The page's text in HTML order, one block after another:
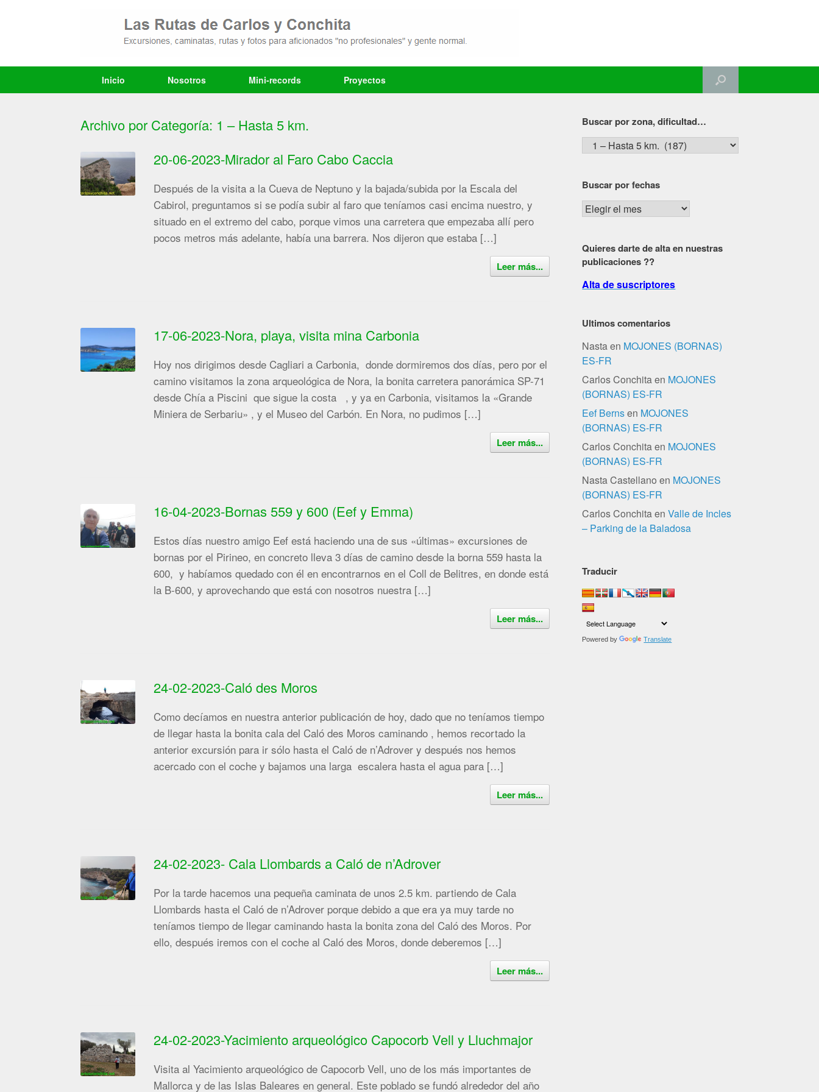
Inicio Nosotros Mini-records Proyectos
Archivo por Categoría: 1 – Hasta 5 km.
20-06-2023-Mirador al Faro Cabo Caccia
Después de la visita a la Cueva de Neptuno y la bajada/subida por la Escala del
Cabirol, preguntamos si se podía subir al faro que teníamos casi encima nuestro, y
situado en el extremo del cabo, porque vimos una carretera que empezaba allí pero
pocos metros más adelante, había una barrera. Nos dijeron que estaba […]
Leer más...
17-06-2023-Nora, playa, visita mina Carbonia
Hoy nos dirigimos desde Cagliari a Carbonia, donde dormiremos dos días, pero por el
camino visitamos la zona arqueológica de Nora, la bonita carretera panorámica SP-71
desde Chía a Piscini que sigue la costa , y ya en Carbonia, visitamos la «Grande
Miniera de Serbariu» , y el Museo del Carbón. En Nora, no pudimos […]
Leer más...
16-04-2023-Bornas 559 y 600 (Eef y Emma)
Estos días nuestro amigo Eef está haciendo una de sus «últimas» excursiones de
bornas por el Pirineo, en concreto lleva 3 días de camino desde la borna 559 hasta la
600, y habíamos quedado con él en encontrarnos en el Coll de Belitres, en donde está
la B-600, y aprovechando que está con nosotros nuestra […]
Leer más...
24-02-2023-Caló des Moros
Como decíamos en nuestra anterior publicación de hoy, dado que no teníamos tiempo
de llegar hasta la bonita cala del Caló des Moros caminando , hemos recortado la
anterior excursión para ir sólo hasta el Caló de n’Adrover y después nos hemos
acercado con el coche y bajamos una larga escalera hasta el agua para […]
Leer más...
24-02-2023- Cala Llombards a Caló de n’Adrover
Por la tarde hacemos una pequeña caminata de unos 2.5 km. partiendo de Cala
Llombards hasta el Caló de n’Adrover porque debido a que era ya muy tarde no
teníamos tiempo de llegar caminando hasta la bonita zona del Caló des Moros. Por
ello, después iremos con el coche al Caló des Moros, donde deberemos […]
Leer más...
24-02-2023-Yacimiento arqueológico Capocorb Vell y Lluchmajor
Visita al Yacimiento arqueológico de Capocorb Vell, uno de los más importantes de
Mallorca y de las Islas Baleares en general. Este poblado se fundó alrededor del año
Buscar por zona, dificultad…
Buscar
por
dificultad…
Buscar por fechas
Buscar
por
Quieres darte de alta en nuestras
publicaciones ??
Alta de suscriptores
Ultimos comentarios
Nastaen MOJONES (BORNAS)
ES-FR
Carlos Conchitaen MOJONES
(BORNAS) ES-FR
Eef Bernsen MOJONES
(BORNAS) ES-FR
Carlos Conchitaen MOJONES
(BORNAS) ES-FR
Nasta Castellano en MOJONES
(BORNAS) ES-FR
Carlos ConchitaenValle de Incles
– Parking de la Baladosa
Traducir
Powered by Translate